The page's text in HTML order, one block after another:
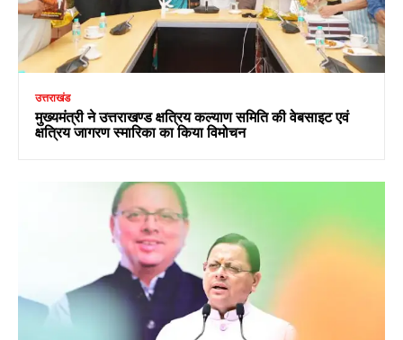
उत्तराखंड
मुख्यमंत्री ने उत्तराखण्ड क्षत्रिय कल्याण समिति की वेबसाइट एवं
क्षत्रिय जागरण स्मारिका का किया विमोचन